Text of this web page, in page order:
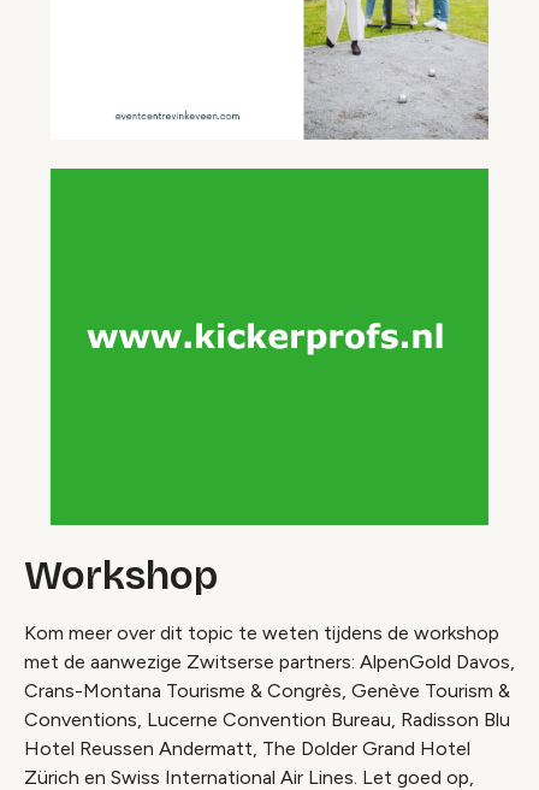
Workshop
Kom meer over dit topic te weten tijdens de workshop
met de aanwezige Zwitserse partners: AlpenGold Davos,
Crans-Montana Tourisme & Congrès, Genève Tourism &
Conventions, Lucerne Convention Bureau, Radisson Blu
Hotel Reussen Andermatt, The Dolder Grand Hotel
Zürich en Swiss International Air Lines. Let goed op,